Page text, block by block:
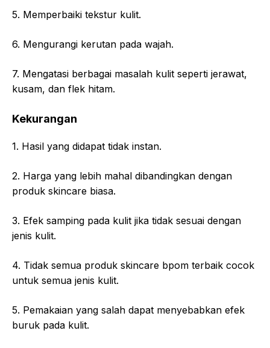
5. Memperbaiki tekstur kulit.
6. Mengurangi kerutan pada wajah.
7. Mengatasi berbagai masalah kulit seperti jerawat,
kusam, dan flek hitam.
Kekurangan
1. Hasil yang didapat tidak instan.
2. Harga yang lebih mahal dibandingkan dengan
produk skincare biasa.
3. Efek samping pada kulit jika tidak sesuai dengan
jenis kulit.
4. Tidak semua produk skincare bpom terbaik cocok
untuk semua jenis kulit.
5. Pemakaian yang salah dapat menyebabkan efek
buruk pada kulit.